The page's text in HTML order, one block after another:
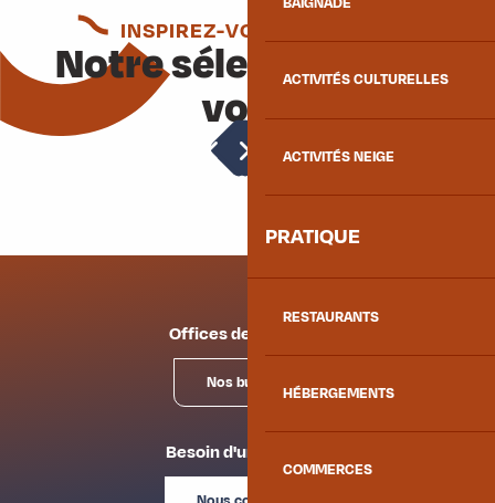
ACTIVITÉS CULTURELLES
ACTIVITÉS NEIGE
PRATIQUE
RESTAURANTS
HÉBERGEMENTS
COMMERCES
INSPIREZ-VOUS ENCORE
Notre sélection pour
vous
Offices de tourisme
Nos bureaux
Besoin d'un conseil ?